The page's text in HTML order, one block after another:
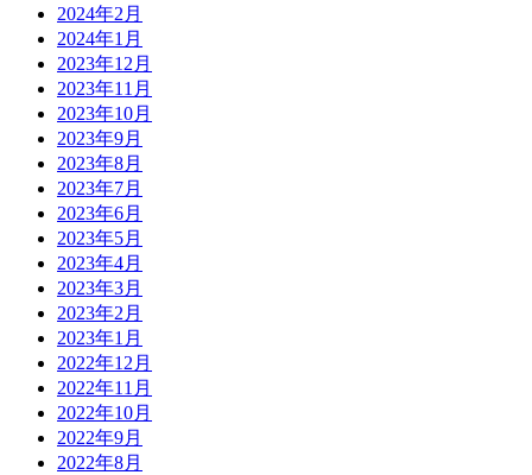
2024年2月
2024年1月
2023年12月
2023年11月
2023年10月
2023年9月
2023年8月
2023年7月
2023年6月
2023年5月
2023年4月
2023年3月
2023年2月
2023年1月
2022年12月
2022年11月
2022年10月
2022年9月
2022年8月